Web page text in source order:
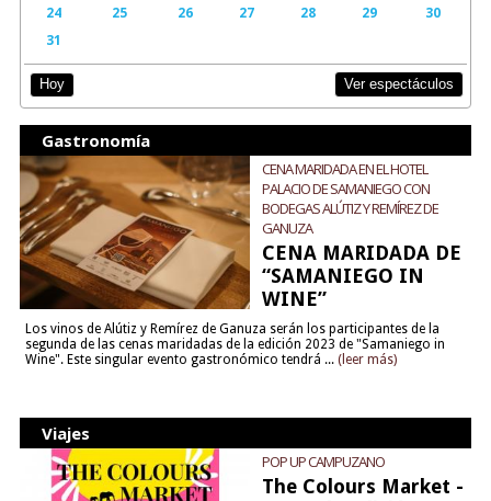
24
25 26 27 28 29
30
31
Hoy Ver espectáculos
Gastronomía
CENA MARIDADA EN EL HOTEL
PALACIO DE SAMANIEGO CON
BODEGAS ALÚTIZ Y REMÍREZ DE
GANUZA
CENA MARIDADA DE
“SAMANIEGO IN
WINE”
Los vinos de Alútiz y Remírez de Ganuza serán los participantes de la
segunda de las cenas maridadas de la edición 2023 de "Samaniego in
Wine". Este singular evento gastronómico tendrá ... (leer más)
Viajes
POP UP CAMPUZANO
The Colours Market -